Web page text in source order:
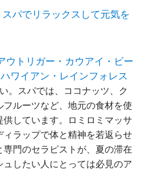
パでリラックスして元気を
ウトリガー・カウアイ・ビー
ハワイアン・レインフォレス
。スパでは、ココナッツ、ク
ルーツなど、地元の食材を使
しています。ロミロミマッサ
ラップで体と精神を若返らせ
門のセラピストが、夏の滞在
したい人にとっては必見のア